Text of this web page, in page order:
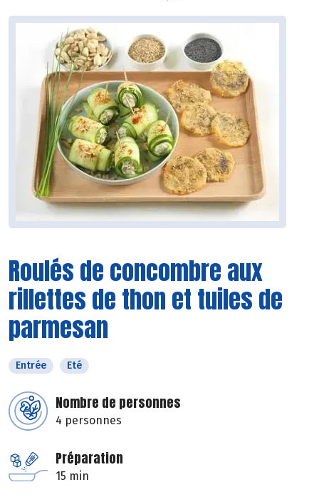
Roulés de concombre aux
rillettes de thon et tuiles de
parmesan
Entrée Eté
Nombre de personnes
4 personnes
Préparation
15 min